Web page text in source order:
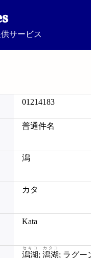
サービス
01214183
普通件名
潟
カタ
Kata
潟湖
セキコ
; 潟湖
カタコ